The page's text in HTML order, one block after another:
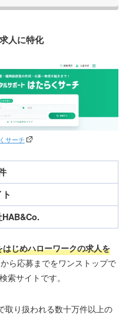
人に特化
サーチ
はじめハローワークの求人を
ら応募までをワンストップで
索サイトです。
取り扱われる数十万件以上の